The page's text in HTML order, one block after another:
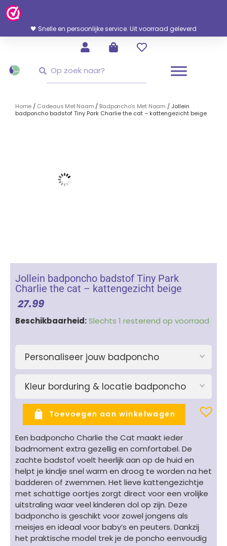
Ga
Naar
Inhoud
🖤 Snelle en persoonlijke service. Uit voorraad geleverd
Home / Cadeaus Met Naam / Badponcho's Met Naam / Jollein
badponcho badstof Tiny Park Charlie the cat – kattengezicht beige
Jollein badponcho badstof Tiny Park
Charlie the cat – kattengezicht beige
27.99
Beschikbaarheid:Slechts 1 resterend op voorraad
Personaliseer jouw badponcho
Kleur borduring & locatie badponcho
Jollein
badstof
Tiny
Charlie
cat
kattengezicht
aantal
Toevoegen aan winkelwagen
Een badponcho Charlie the Cat maakt ieder
badmoment extra gezellig en comfortabel. De
zachte badstof voelt heerlijk aan op de huid en
helpt je kindje snel warm en droog te worden na het
badderen of zwemmen. Het lieve kattengezichtje
met schattige oortjes zorgt direct voor een vrolijke
uitstraling waar veel kinderen dol op zijn. Deze
badponcho is geschikt voor zowel jongens als
meisjes en ideaal voor baby’s en peuters. Dankzij
het praktische model trek je de poncho eenvoudig